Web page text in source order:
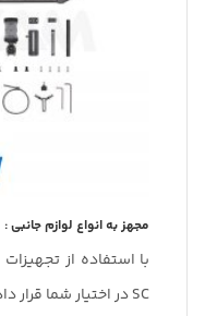
مجهز به انواع لوازم جانبی :
SC در اختیار شما قرار داده می شود :